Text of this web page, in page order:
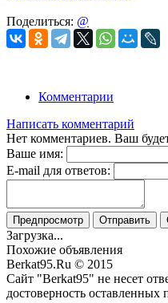
Поделиться: @
Комментарии
Написать комментарий
Нет комментариев. Ваш
Ваше имя:
E-mail для ответов:
Предпросмотр Отправить
Загрузка...
Похожие объявления
Berkat95.Ru © 2015
Сайт "Berkat95" не несет
достоверность